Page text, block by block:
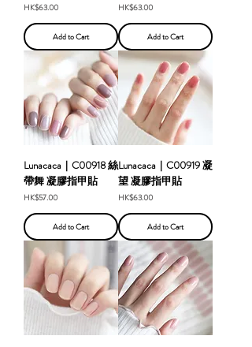
Price
HK$63.00
Add to Cart
Price
HK$63.00
Add to Cart
Lunacaca｜C00918 絲
帶舞 凝膠指甲貼
Price
HK$57.00
Add to Cart
Lunacaca｜C00919 凝
望 凝膠指甲貼
Price
HK$63.00
Add to Cart